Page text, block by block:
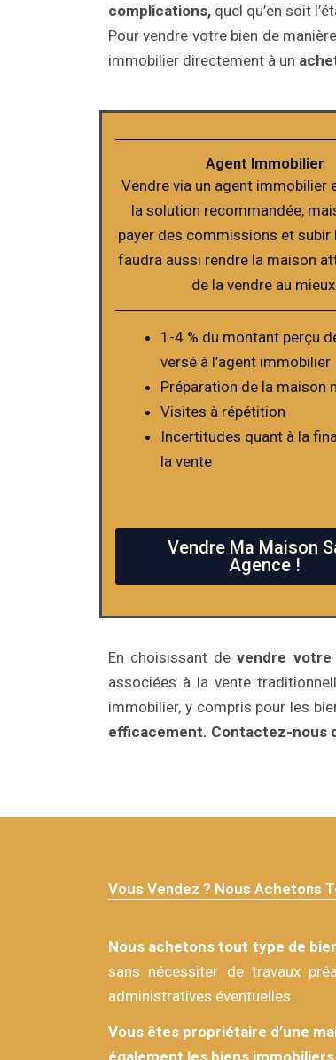
complications, quel qu’en soit
Pour vendre votre bien de
immobilier directement à un
Agent Immobilier
Vendre via un agent immobilier
la solution recommandée,
payer des commissions et subir
faudra aussi rendre la maison
de la vendre au mieux.
1-4 % du montant perçu
versé à l’agent immobilier
Préparation de la maison
Visites à répétition
Incertitudes quant à la
la vente
Vendre Ma Maison
Agence !
En choisissant devendre votre
associées à la vente
immobilier, y compris pour les
efficacement. Contactez-nous
Vous Vendez ? Nous Achetons
Nous achetons tout type de
sans nécessiter de travaux
administratives éventuelles.
Vous êtes propriétaire d’une